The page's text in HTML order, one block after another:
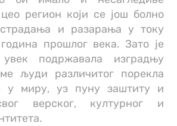
регион који се још болно
и разарања у току
прошлог века. Зато је
подржавала изградњу
људи различитог порекла
у миру, уз пуну заштиту и
верског, културног и